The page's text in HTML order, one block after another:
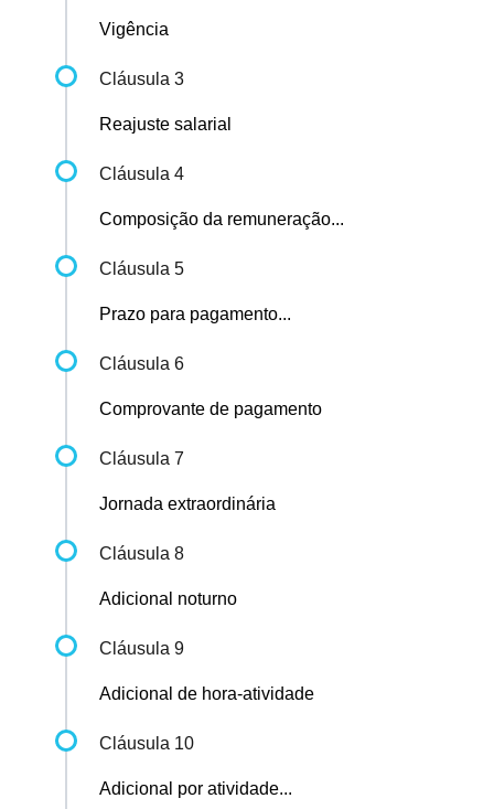
Vigência
Cláusula 3
Reajuste salarial
Cláusula 4
Composição da remuneração...
Cláusula 5
Prazo para pagamento...
Cláusula 6
Comprovante de pagamento
Cláusula 7
Jornada extraordinária
Cláusula 8
Adicional noturno
Cláusula 9
Adicional de hora-atividade
Cláusula 10
Adicional por atividade...